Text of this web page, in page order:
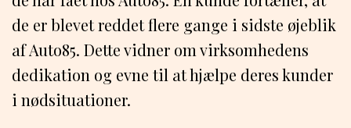
de er blevet reddet flere gange i sidste øjeblik
af Auto85. Dette vidner om virksomhedens
dedikation og evne til at hjælpe deres kunder
i nødsituationer.